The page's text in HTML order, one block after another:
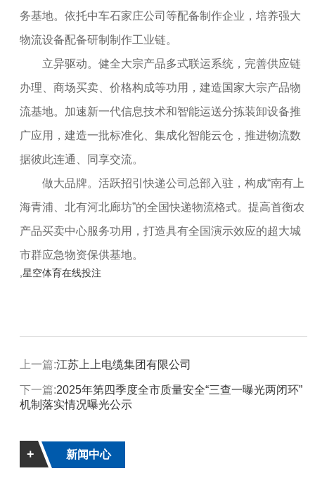
务基地。依托中车石家庄公司等配备制作企业，培养强大
物流设备配备研制制作工业链。
立异驱动。健全大宗产品多式联运系统，完善供应链
办理、商场买卖、价格构成等功用，建造国家大宗产品物
流基地。加速新一代信息技术和智能运送分拣装卸设备推
广应用，建造一批标准化、集成化智能云仓，推进物流数
据彼此连通、同享交流。
做大品牌。活跃招引快递公司总部入驻，构成“南有上
海青浦、北有河北廊坊”的全国快递物流格式。提高首衡农
产品买卖中心服务功用，打造具有全国演示效应的超大城
市群应急物资保供基地。
,星空体育在线投注
上一篇:江苏上上电缆集团有限公司
下一篇:2025年第四季度全市质量安全“三查一曝光两闭环”
机制落实情况曝光公示
+ 新闻中心